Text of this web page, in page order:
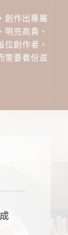
創作出專屬
亮高貴、
創作者，
需要養份滋